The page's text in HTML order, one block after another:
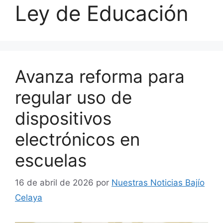
Ley de Educación
Avanza reforma para
regular uso de
dispositivos
electrónicos en
escuelas
16 de abril de 2026 por Nuestras Noticias Bajío
Celaya